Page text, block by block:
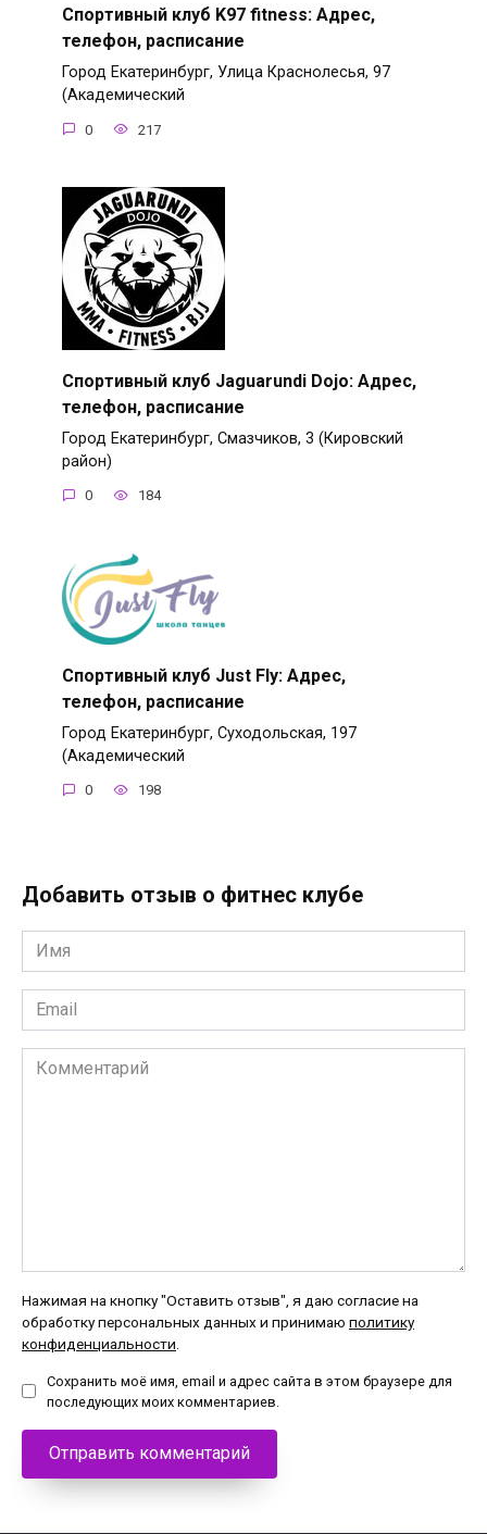
Спортивный клуб K97 fitness: Адрес,
телефон, расписание
Город Екатеринбург, Улица Краснолесья, 97
(Академический
0 217
Спортивный клуб Jaguarundi Dojo: Адрес,
телефон, расписание
Город Екатеринбург, Смазчиков, 3 (Кировский
район)
0 184
Спортивный клуб Just Fly: Адрес,
телефон, расписание
Город Екатеринбург, Суходольская, 197
(Академический
0 198
Добавить отзыв о фитнес клубе
Имя
*
Email
*
Комментарий
Нажимая на кнопку "Оставить отзыв", я даю согласие на
обработку персональных данных и принимаю политику
конфиденциальности
Сохранить моё имя, email и адрес сайта в этом браузере для
последующих моих комментариев.